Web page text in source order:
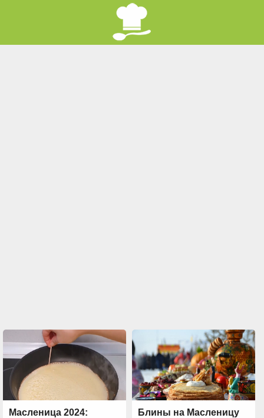
Масленица 2024:
Блины на Масленицу